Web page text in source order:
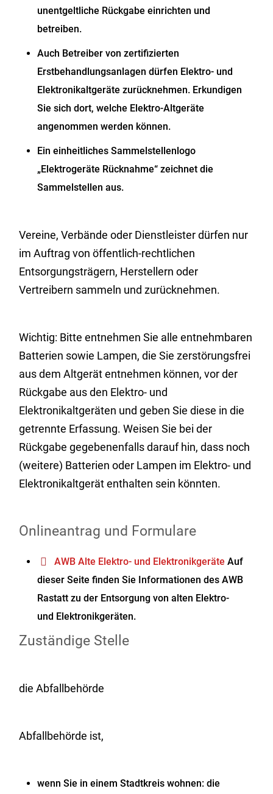
unentgeltliche Rückgabe einrichten und
betreiben.
Auch Betreiber von zertifizierten
Erstbehandlungsanlagen dürfen Elektro- und
Elektronikaltgeräte zurücknehmen. Erkundigen
Sie sich dort, welche Elektro-Altgeräte
angenommen werden können.
Ein einheitliches Sammelstellenlogo
„Elektrogeräte Rücknahme“ zeichnet die
Sammelstellen aus.
Vereine, Verbände oder Dienstleister dürfen nur
im Auftrag von öffentlich-rechtlichen
Entsorgungsträgern, Herstellern oder
Vertreibern sammeln und zurücknehmen.
Wichtig: Bitte entnehmen Sie alle entnehmbaren
Batterien sowie Lampen, die Sie zerstörungsfrei
aus dem Altgerät entnehmen können, vor der
Rückgabe aus den Elektro- und
Elektronikaltgeräten und geben Sie diese in die
getrennte Erfassung. Weisen Sie bei der
Rückgabe gegebenenfalls darauf hin, dass noch
(weitere) Batterien oder Lampen im Elektro- und
Elektronikaltgerät enthalten sein könnten.
Onlineantrag und Formulare
AWB Alte Elektro- und Elektronikgeräte Auf
dieser Seite finden Sie Informationen des AWB
Rastatt zu der Entsorgung von alten Elektro-
und Elektronikgeräten.
Zuständige Stelle
die Abfallbehörde
Abfallbehörde ist,
wenn Sie in einem Stadtkreis wohnen: die